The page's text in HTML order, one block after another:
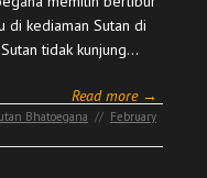
di kediaman Sutan di
tidak kunjung…
Read more →
Bhatoegana // February